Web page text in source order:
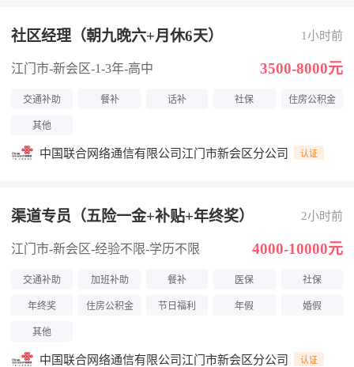
社区经理（朝九晚六+月休6天） 1小时前
江门市-新会区-1-3年-高中 3500-8000元
交通补助 餐补 话补 社保 住房公积金
其他
中国联合网络通信有限公司江门市新会区分公司 认证
渠道专员（五险一金+补贴+年终奖） 2小时前
江门市-新会区-经验不限-学历不限 4000-10000元
交通补助 加班补助 餐补 医保 社保
年终奖 住房公积金 节日福利 年假 婚假
其他
中国联合网络通信有限公司江门市新会区分公司 认证